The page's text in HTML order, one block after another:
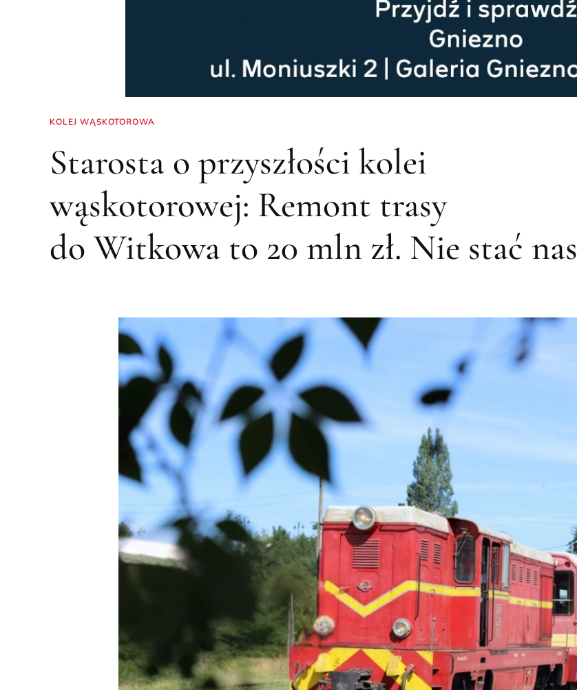
KOLEJ WĄSKOTOROWA
Starosta o przyszłości kolei
wąskotorowej: Remont trasy
do Witkowa to 20 mln zł. Nie stać nas